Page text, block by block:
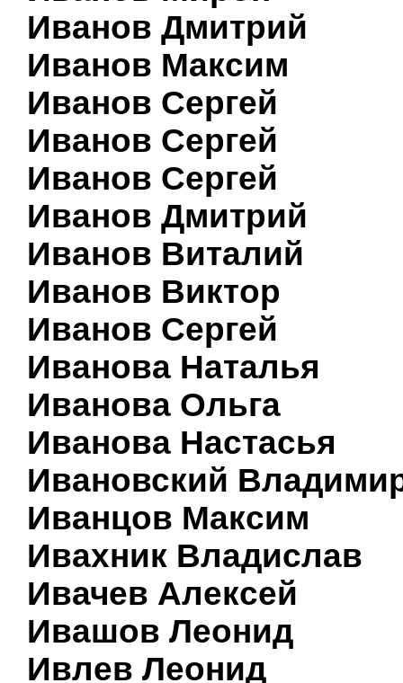
Иванов Дмитрий
Иванов Максим
Иванов Сергей
Иванов Сергей
Иванов Сергей
Иванов Дмитрий
Иванов Виталий
Иванов Виктор
Иванов Сергей
Иванова Наталья
Иванова Ольга
Иванова Настасья
Ивановский
Иванцов Максим
Ивахник Владислав
Ивачев Алексей
Ивашов Леонид
Ивлев Леонид